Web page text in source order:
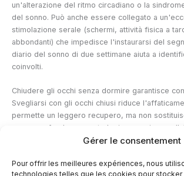
Gérer le consentement
Pour offrir les meilleures expériences, nous
technologies telles que les cookies pour stocker
un'alterazione del ritmo circadiano o la
del sonno. Può anche essere collegato a
stimolazione serale (schermi, attività fisica a
abbondanti) che impedisce l'instaurarsi del
diario del sonno di due settimane aiuta a
coinvolti.
Chiudere gli occhi senza dormire garantisce
Svegliarsi con gli occhi chiusi riduce
permette un leggero recupero, ma non
sonno profondo consente la rigenerazione
dell'ormone della crescita e il consolidamento
addormenta completamente) migliora la